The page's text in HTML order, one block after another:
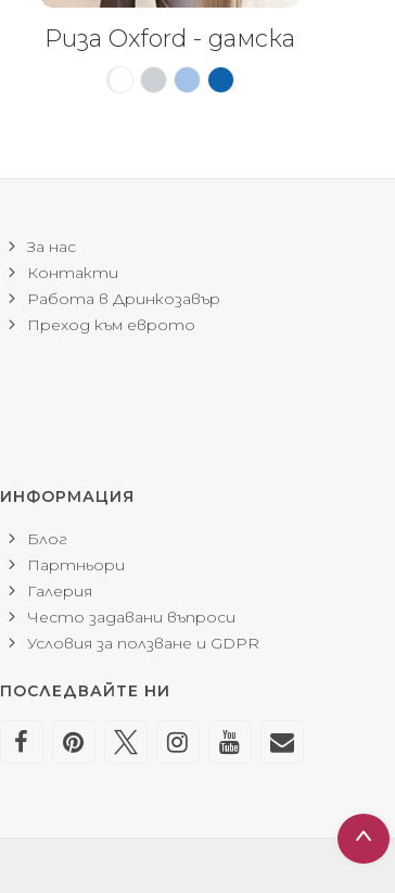
Риза Oxford - дамска
За нас
Контакти
Работа в Дринкозавър
Преход към еврото
ИНФОРМАЦИЯ
Блог
Партньори
Галерия
Често задавани въпроси
Условия за ползване и GDPR
ПОСЛЕДВАЙТЕ НИ